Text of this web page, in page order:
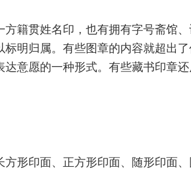
籍贯姓名印，也有拥有字号斋馆
明归属。有些图章的内容就超出
达意愿的一种形式。有些藏书印章
形印面、正方形印面、随形印面